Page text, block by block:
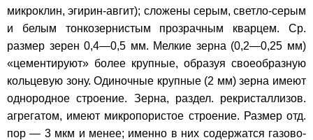
микроклин, эгирин-авгит); сложены серым, светло-серым
и белым тонкозернистым прозрачным кварцем. Ср.
размер зерен 0,4—0,5 мм. Мелкие зерна (0,2—0,25 мм)
«цементируют» более крупные, образуя своеобразную
кольцевую зону. Одиночные крупные (2 мм) зерна имеют
однородное строение. Зерна, раздел. рекристаллизов.
агрегатом, имеют микропористое строение. Размер отд.
пор — 3 мкм и менее; именно в них содержатся газово-